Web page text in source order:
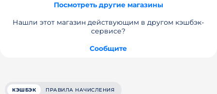
Посмотреть другие магазины
Нашли этот магазин действующим в другом кэшбэк-
сервисе?
Сообщите
КЭШБЭК ПРАВИЛА НАЧИСЛЕНИЯ